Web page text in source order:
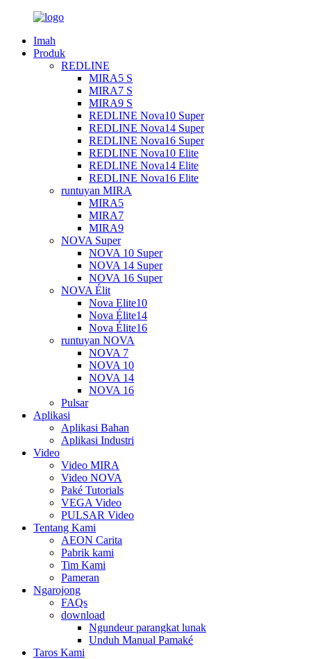
Imah
Produk
REDLINE
MIRA5 S
MIRA7 S
MIRA9 S
REDLINE Nova10 Super
REDLINE Nova14 Super
REDLINE Nova16 Super
REDLINE Nova10 Elite
REDLINE Nova14 Elite
REDLINE Nova16 Elite
runtuyan MIRA
MIRA5
MIRA7
MIRA9
NOVA Super
NOVA 10 Super
NOVA 14 Super
NOVA 16 Super
NOVA Élit
Nova Elite10
Nova Élite14
Nova Élite16
runtuyan NOVA
NOVA 7
NOVA 10
NOVA 14
NOVA 16
Pulsar
Aplikasi
Aplikasi Bahan
Aplikasi Industri
Video
Video MIRA
Video NOVA
Paké Tutorials
VEGA Video
PULSAR Video
Tentang Kami
AEON Carita
Pabrik kami
Tim Kami
Pameran
Ngarojong
FAQs
download
Ngundeur parangkat lunak
Unduh Manual Pamaké
Taros Kami